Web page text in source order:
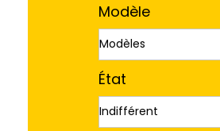
Modèle
État